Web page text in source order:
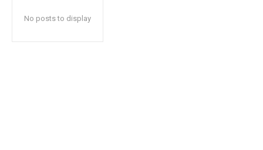
No posts to display